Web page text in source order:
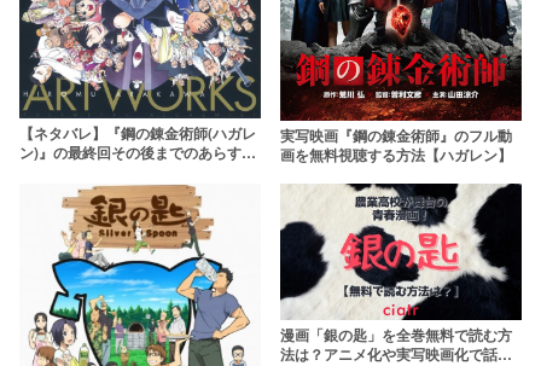
【ネタバレ】『鋼の錬金術師(ハガレ
ン)』の最終回その後までのあらすじ
実写映画『鋼の錬金術師』のフル動
画を無料視聴する方法【ハガレン】
漫画「銀の匙」を全巻無料で読む方
法は？アニメ化や実写映画化で話題